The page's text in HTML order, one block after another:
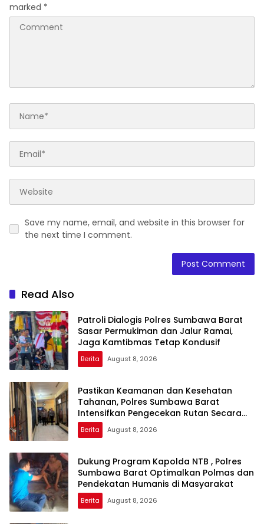
marked *
Save my name, email, and website in this browser for
the next time I comment.
Read Also
Patroli Dialogis Polres Sumbawa Barat
Sasar Permukiman dan Jalur Ramai,
Jaga Kamtibmas Tetap Kondusif
Berita August 8, 2026
Pastikan Keamanan dan Kesehatan
Tahanan, Polres Sumbawa Barat
Intensifkan Pengecekan Rutan Secara
Berkala
Berita August 8, 2026
Dukung Program Kapolda NTB , Polres
Sumbawa Barat Optimalkan Polmas dan
Pendekatan Humanis di Masyarakat
Berita August 8, 2026